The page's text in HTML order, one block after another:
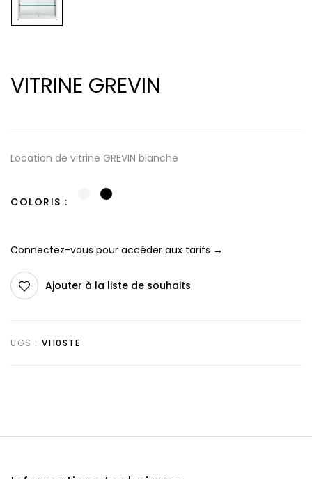
VITRINE GREVIN
Location de vitrine GREVIN blanche
COLORIS
Connectez-vous pour accéder aux tarifs →
Ajouter à la liste de souhaits
UGS : V110STE